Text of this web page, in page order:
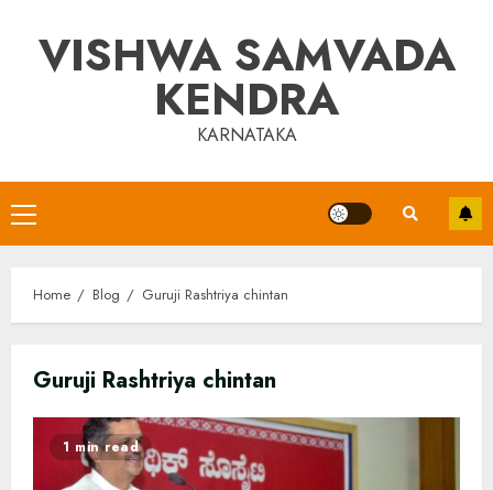
contentVISHWA SAMVADA
KENDRA
KARNATAKA
Primary
Menu
Home Blog Guruji Rashtriya chintan
Guruji Rashtriya chintan
1 min read